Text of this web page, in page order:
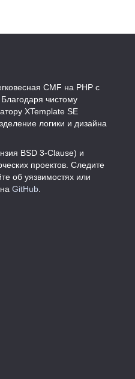
CMF на PHP с
чистому
XTemplate SE
логики и дизайна
BSD 3-Clause) и
проектов. Следите
об уязвимостях или
GitHub